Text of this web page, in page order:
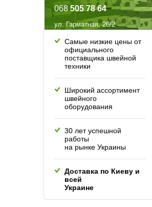
068 505 78 64
ул. Гарматная, 26/2
Самые низкие цены от
официального
поставщика швейной
техники
Широкий ассортимент
швейного
оборудования
30 лет успешной
работы
на рынке Украины
Доставка по Киеву и
всей
Украине